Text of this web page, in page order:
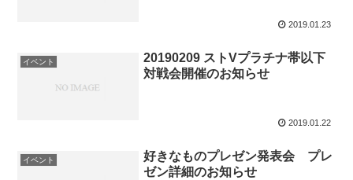
2019.01.23
イベント
20190209 ストVプラチナ帯以下
対戦会開催のお知らせ
2019.01.22
イベント
好きなものプレゼン発表会 プレ
ゼン詳細のお知らせ